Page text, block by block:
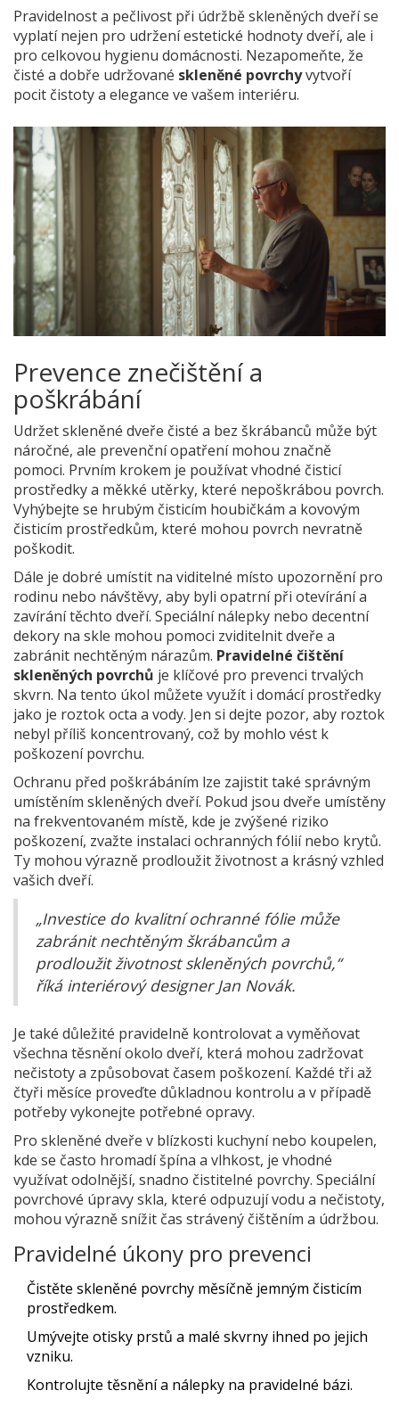
Pravidelnost a pečlivost při údržbě skleněných dveří se
vyplatí nejen pro udržení estetické hodnoty dveří, ale i
pro celkovou hygienu domácnosti. Nezapomeňte, že
čisté a dobře udržované skleněné povrchyvytvoří
pocit čistoty a elegance ve vašem interiéru.
Prevence znečištění a
poškrábání
Udržet skleněné dveře čisté a bez škrábanců může být
náročné, ale prevenční opatření mohou značně
pomoci. Prvním krokem je používat vhodné čisticí
prostředky a měkké utěrky, které nepoškrábou povrch.
Vyhýbejte se hrubým čisticím houbičkám a kovovým
čisticím prostředkům, které mohou povrch nevratně
poškodit.
Dále je dobré umístit na viditelné místo upozornění pro
rodinu nebo návštěvy, aby byli opatrní při otevírání a
zavírání těchto dveří. Speciální nálepky nebo decentní
dekory na skle mohou pomoci zviditelnit dveře a
zabránit nechtěným nárazům. Pravidelné čištění
skleněných povrchů je klíčové pro prevenci trvalých
skvrn. Na tento úkol můžete využít i domácí prostředky
jako je roztok octa a vody. Jen si dejte pozor, aby roztok
nebyl příliš koncentrovaný, což by mohlo vést k
poškození povrchu.
Ochranu před poškrábáním lze zajistit také správným
umístěním skleněných dveří. Pokud jsou dveře umístěny
na frekventovaném místě, kde je zvýšené riziko
poškození, zvažte instalaci ochranných fólií nebo krytů.
Ty mohou výrazně prodloužit životnost a krásný vzhled
vašich dveří.
„Investice do kvalitní ochranné fólie může
zabránit nechtěným škrábancům a
prodloužit životnost skleněných povrchů,“
říká interiérový designer Jan Novák.
Je také důležité pravidelně kontrolovat a vyměňovat
všechna těsnění okolo dveří, která mohou zadržovat
nečistoty a způsobovat časem poškození. Každé tři až
čtyři měsíce proveďte důkladnou kontrolu a v případě
potřeby vykonejte potřebné opravy.
Pro skleněné dveře v blízkosti kuchyní nebo koupelen,
kde se často hromadí špína a vlhkost, je vhodné
využívat odolnější, snadno čistitelné povrchy. Speciální
povrchové úpravy skla, které odpuzují vodu a nečistoty,
mohou výrazně snížit čas strávený čištěním a údržbou.
Pravidelné úkony pro prevenci
Čistěte skleněné povrchy měsíčně jemným čisticím
prostředkem.
Umývejte otisky prstů a malé skvrny ihned po jejich
vzniku.
Kontrolujte těsnění a nálepky na pravidelné bázi.